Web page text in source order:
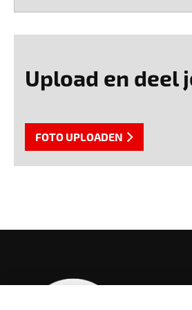
Upload en deel
FOTO UPLOADEN